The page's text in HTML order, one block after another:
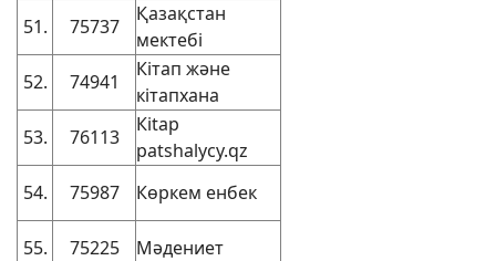
51.
75737
Қазақстан
мектебі
52.
74941
Кітап және
кітапхана
53.
76113
Кіtар
patshalycy.qz
54.
75987 Көркем енбек
55. 75225 Мәдениет